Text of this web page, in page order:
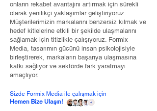
onların rekabet avantajını artırmak için sürekli
olarak yenilikçi yaklaşımlar geliştiriyoruz.
Müşterilerimizin markalarını benzersiz kılmak ve
hedef kitlelerine etkili bir şekilde ulaşmalarını
sağlamak için titizlikle çalışıyoruz. Formix
Media, tasarımın gücünü insan psikolojisiyle
birleştirerek, markaların başarıya ulaşmasına
katkı sağlıyor ve sektörde fark yaratmayı
amaçlıyor.
Sizde Formix Media ile çalışmak için
Hemen Bize Ulaşın!